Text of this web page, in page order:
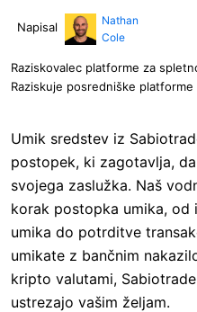
Napisal
Nathan
Cole
Raziskovalec platforme za
Raziskuje posredniške
Umik sredstev iz
postopek, ki zagotavlja,
svojega zaslužka. Naš
korak postopka umika, od
umika do potrditve
umikate z bančnim
kripto valutami,
ustrezajo vašim željam.